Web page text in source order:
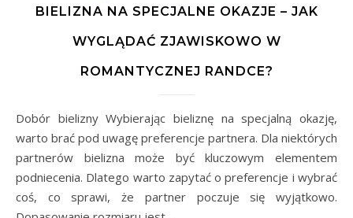
BIELIZNA NA SPECJALNE OKAZJE – JAK
WYGLĄDAĆ ZJAWISKOWO W
ROMANTYCZNEJ RANDCE?
Dobór bielizny Wybierając bieliznę na specjalną okazję,
warto brać pod uwagę preferencje partnera. Dla niektórych
partnerów bielizna może być kluczowym elementem
podniecenia. Dlatego warto zapytać o preferencje i wybrać
coś, co sprawi, że partner poczuje się wyjątkowo.